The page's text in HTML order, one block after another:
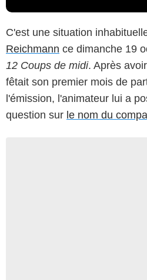
C'est une situation
Reichmann ce dimanche 19
12 Coups de midi. Après
fêtait son premier mois de
l'émission, l'animateur lui a
question sur le nom du